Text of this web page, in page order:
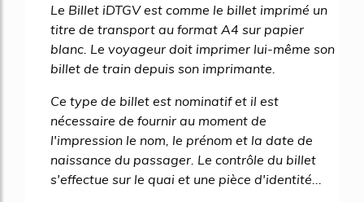
Le Billet iDTGV est comme le billet imprimé un
titre de transport au format A4 sur papier
blanc. Le voyageur doit imprimer lui-même son
billet de train depuis son imprimante.
Ce type de billet est nominatif et il est
nécessaire de fournir au moment de
l'impression le nom, le prénom et la date de
naissance du passager. Le contrôle du billet
s'effectue sur le quai et une pièce d'identité...